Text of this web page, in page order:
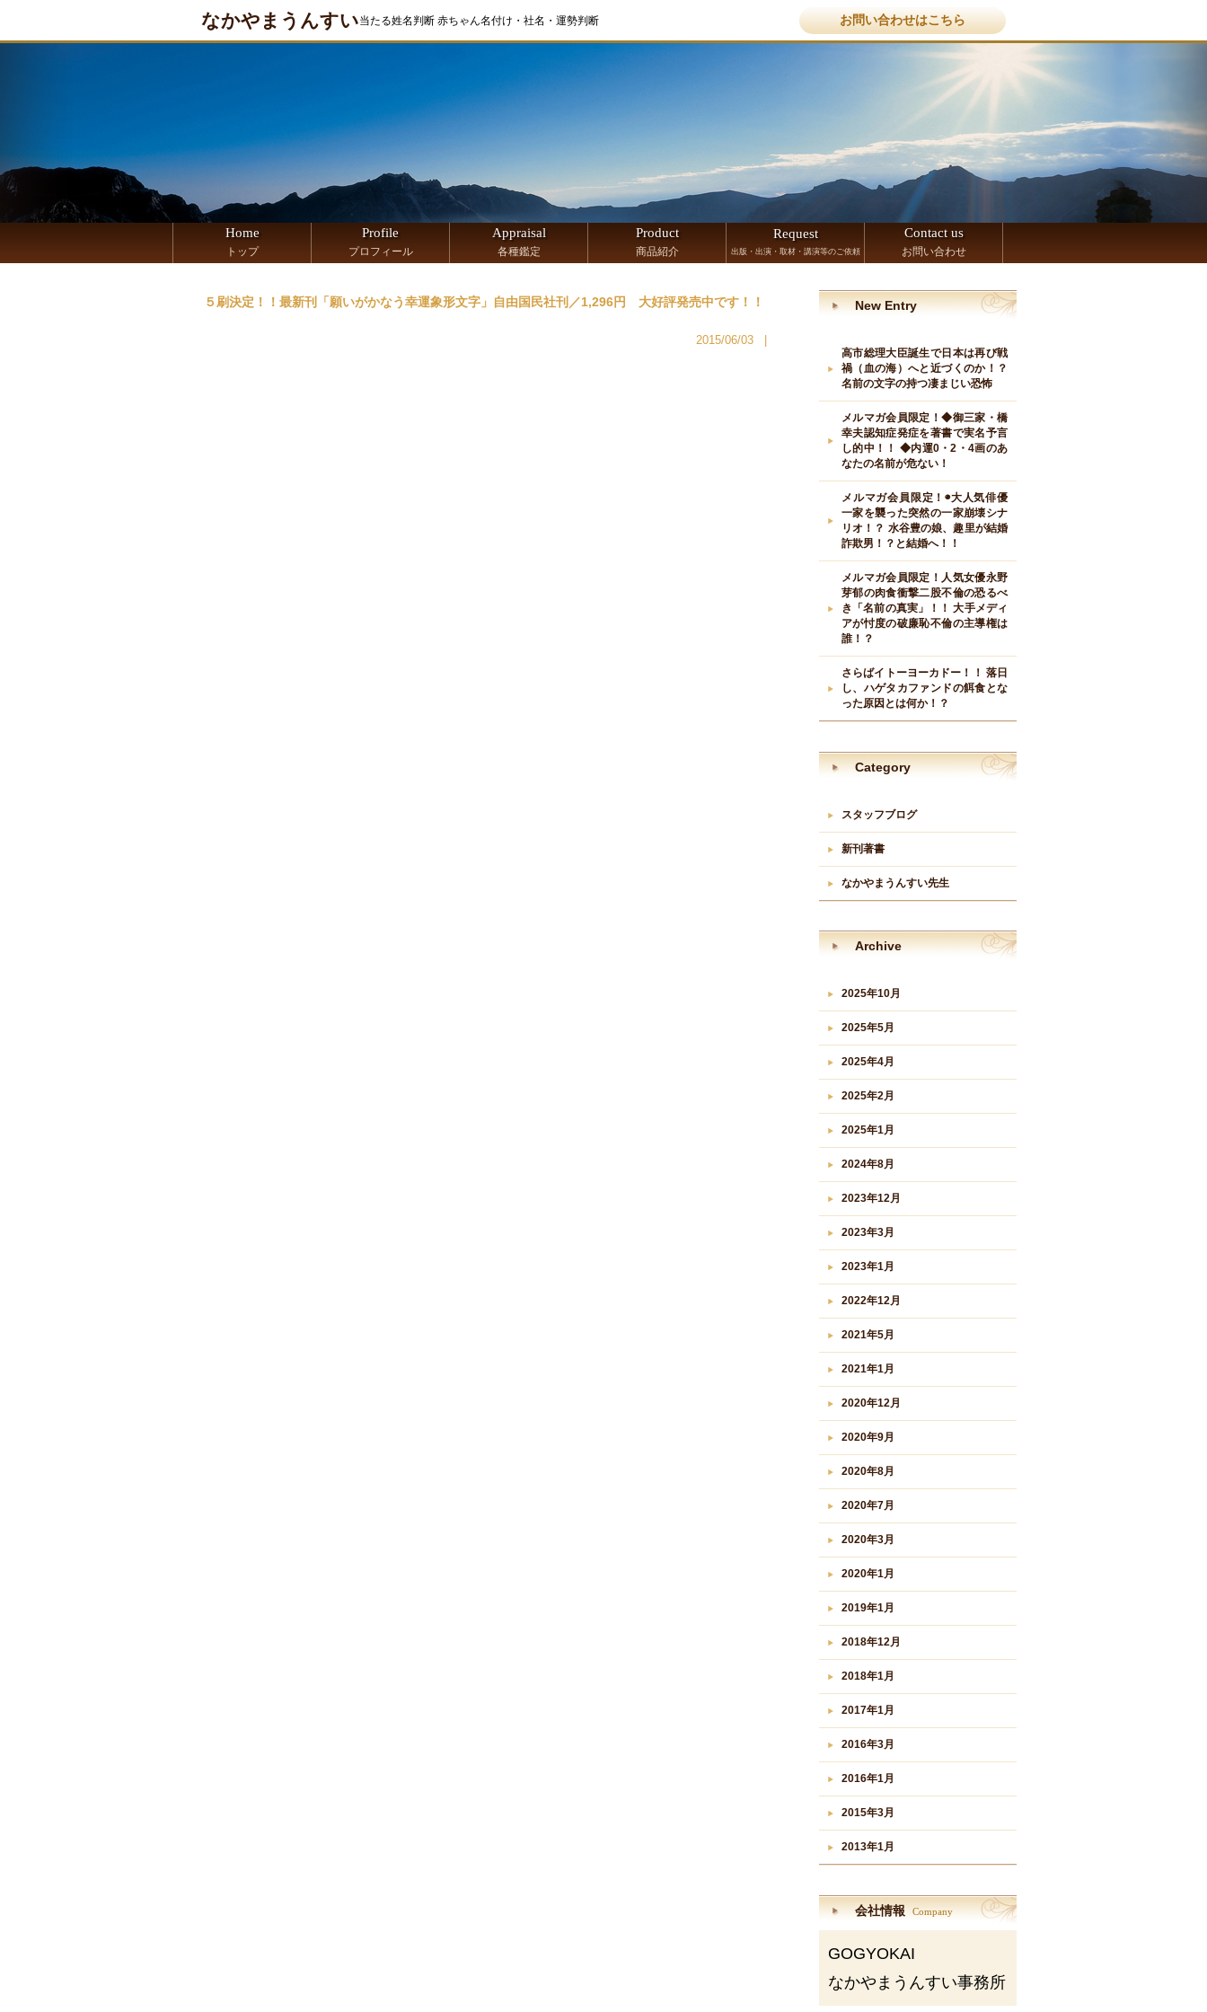
なかやまうんすい当たる姓名判断 赤ちゃん名付け・社名・運勢判断 お問い合わせはこちら
Home
トップ
Profile
プロフィール
Appraisal
各種鑑定
Product
商品紹介
Request
出版・出演・取材・講演等のご依頼
Contact us
お問い合わせ
５刷決定！！最新刊「願いがかなう幸運象形文字」自由国民社刊／1,296円 大好評発売中です！！
2015/06/03
New Entry
高市総理大臣誕生で日本は再び戦
禍（血の海）へと近づくのか！？
名前の文字の持つ凄まじい恐怖
メルマガ会員限定！◆御三家・橋
幸夫認知症発症を著書で実名予言
し的中！！ ◆内運0・2・4画のあ
なたの名前が危ない！
メルマガ会員限定！◉大人気俳優
一家を襲った突然の一家崩壊シナ
リオ！？ 水谷豊の娘、趣里が結婚
詐欺男！？と結婚へ！！
メルマガ会員限定！人気女優永野
芽郁の肉食衝撃二股不倫の恐るべ
き「名前の真実」！！ 大手メディ
アが忖度の破廉恥不倫の主導権は
誰！？
さらばイトーヨーカドー！！ 落日
し、ハゲタカファンドの餌食とな
った原因とは何か！？
Category
スタッフブログ
新刊著書
なかやまうんすい先生
Archive
2025年10月
2025年5月
2025年4月
2025年2月
2025年1月
2024年8月
2023年12月
2023年3月
2023年1月
2022年12月
2021年5月
2021年1月
2020年12月
2020年9月
2020年8月
2020年7月
2020年3月
2020年1月
2019年1月
2018年12月
2018年1月
2017年1月
2016年3月
2016年1月
2015年3月
2013年1月
会社情報 Company
GOGYOKAI
なかやまうんすい事務所